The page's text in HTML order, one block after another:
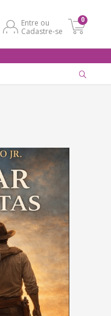
Entre ou
Cadastre-se
0